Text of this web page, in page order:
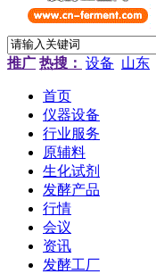
推广 热搜： 设备 山东
首页
仪器设备
行业服务
原辅料
生化试剂
发酵产品
行情
会议
资讯
发酵工厂